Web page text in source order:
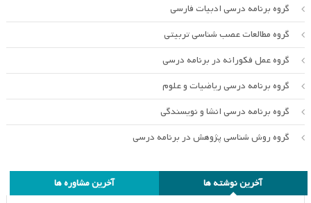
گروه برنامه درسی ادبیات فارسی
گروه مطالعات عصب شناسی تربیتی
گروه عمل فکورانه در برنامه درسی
گروه برنامه درسی ریاضیات و علوم
گروه برنامه درسی انشا و نویسندگی
گروه روش شناسی پژوهش در برنامه درسی
آخرین نوشته ها آخرین مشاوره ها